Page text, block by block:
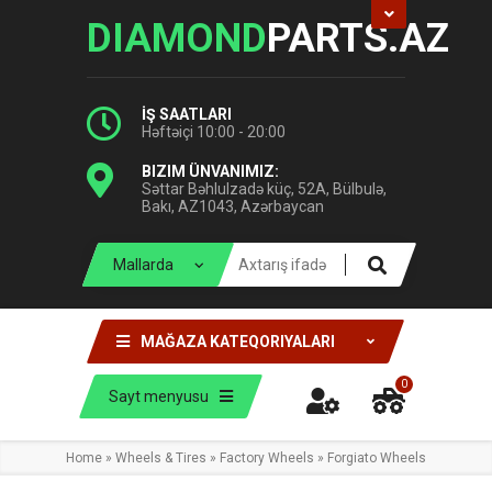
DIAMONDPARTS.AZ
İŞ SAATLARI
Həftəiçi 10:00 - 20:00
BIZIM ÜNVANIMIZ:
Səttar Bəhlulzadə küç, 52A, Bülbulə,
Bakı, AZ1043, Azərbaycan
MAĞAZA KATEQORIYALARI
Sayt menyusu
0
Home » Wheels & Tires » Factory Wheels » Forgiato Wheels